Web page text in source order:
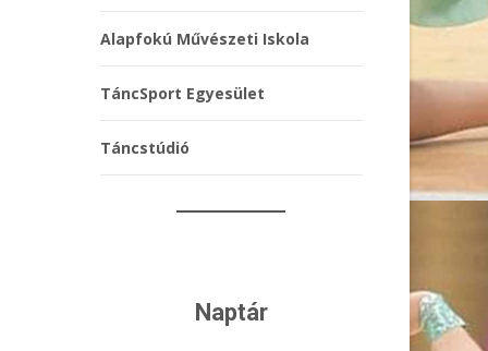
Alapfokú Művészeti Iskola
TáncSport Egyesület
Táncstúdió
Naptár